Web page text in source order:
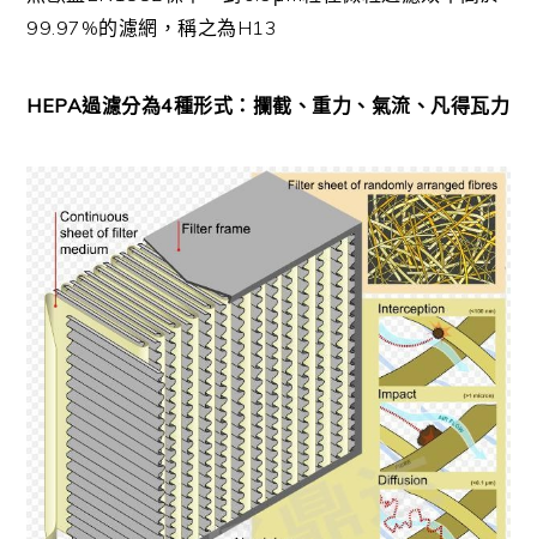
99.97%的濾網，稱之為H13
HEPA過濾分為4種形式：攔截、重力、氣流、凡得瓦力